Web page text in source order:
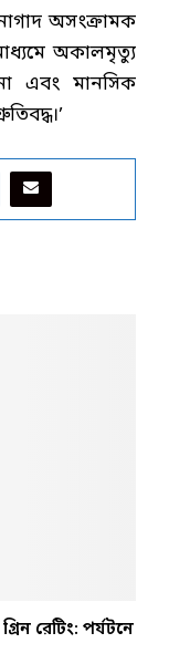
অসংক্রামক
অকালমৃত্যু
এবং মানসিক
রেটিং: পর্যটনে